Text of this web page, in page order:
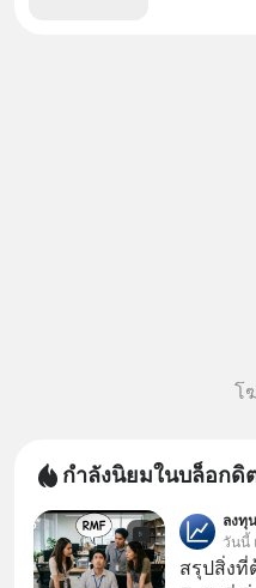
โ
กำลังนิยมในบล็อกดิ
ลงทุ
วันนี้
สรุปสิ่งที่